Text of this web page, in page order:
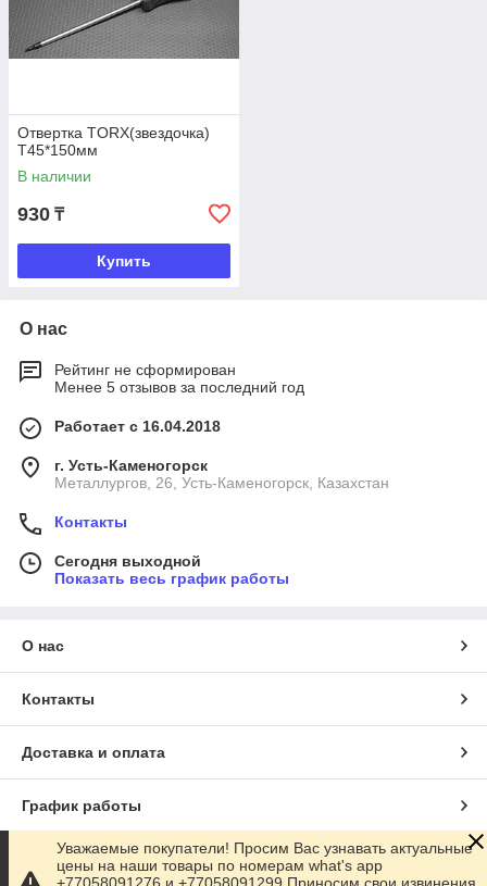
Отвертка TORX(звездочка)
Т45*150мм
В наличии
930 ₸
Купить
О нас
Рейтинг не сформирован
Менее 5 отзывов за последний год
Работает с 16.04.2018
г. Усть-Каменогорск
Металлургов, 26, Усть-Каменогорск, Казахстан
Контакты
Сегодня выходной
Показать весь график работы
О нас
Контакты
Доставка и оплата
График работы
Полная версия сайта
Уважаемые покупатели! Просим Вас узнавать актуальные
цены на наши товары по номерам what's app